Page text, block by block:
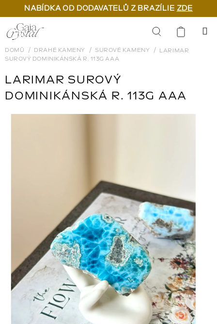
NABÍDKA OD DODAVATELŮ Z BRAZÍLIE ZDE
Přejít
na
obsah
Hledat
DOMŮ DRAHÉ KAMENY SUROVÉ KAMENY
LARIMAR
SUROVÝ DOMINIKÁNSKÁ R. 113G AAA
LARIMAR SUROVÝ
DOMINIKÁNSKÁ R. 113G AAA